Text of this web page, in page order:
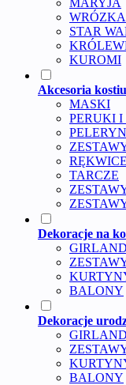
WRÓZKA
STAR
KUROMI
Akcesoria
MASKI
PERUKI I
TARCZE
Dekoracje na
BALONY
Dekoracje
BALONY